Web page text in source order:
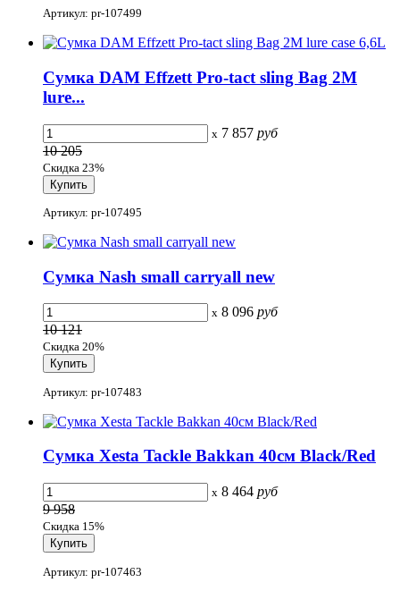
Артикул: pr-107499
Сумка DAM Effzett Pro-tact sling Bag 2M
lure...
x 7 857 руб
10 205
Скидка 23%
Артикул: pr-107495
Сумка Nash small carryall new
x 8 096 руб
10 121
Скидка 20%
Артикул: pr-107483
Сумка Xesta Tackle Bakkan 40см Black/Red
x 8 464 руб
9 958
Скидка 15%
Артикул: pr-107463